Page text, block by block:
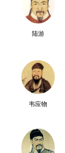
陆游
韦应物